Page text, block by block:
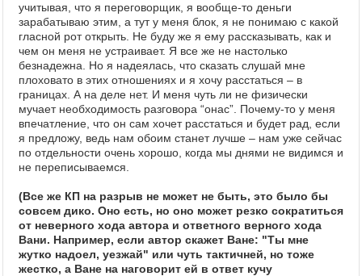
учитывая, что я переговорщик, я вообще-то деньги
зарабатываю этим, а тут у меня блок, я не понимаю с какой
гласной рот открыть. Не буду же я ему рассказывать, как и
чем он меня не устраивает. Я все же не настолько
безнадежна. Но я надеялась, что сказать слушай мне
плоховато в этих отношениях и я хочу расстаться – в
границах. А на деле нет. И меня чуть ли не физически
мучает необходимость разговора “онас”. Почему-то у меня
впечатление, что он сам хочет расстаться и будет рад, если
я предложу, ведь нам обоим станет лучше – нам уже сейчас
по отдельности очень хорошо, когда мы днями не видимся и
не переписываемся.
(Все же КП на разрыв не может не быть, это было бы
совсем дико. Оно есть, но оно может резко сократиться
от неверного хода автора и ответного верного хода
Вани. Например, если автор скажет Ване: "Ты мне
жутко надоел, уезжай" или чуть тактичней, но тоже
жестко, а Ване на наговорит ей в ответ кучу